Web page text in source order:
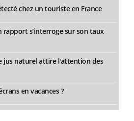
chez un touriste en France
s’interroge sur son taux
jus naturel attire l'attention des
en vacances ?